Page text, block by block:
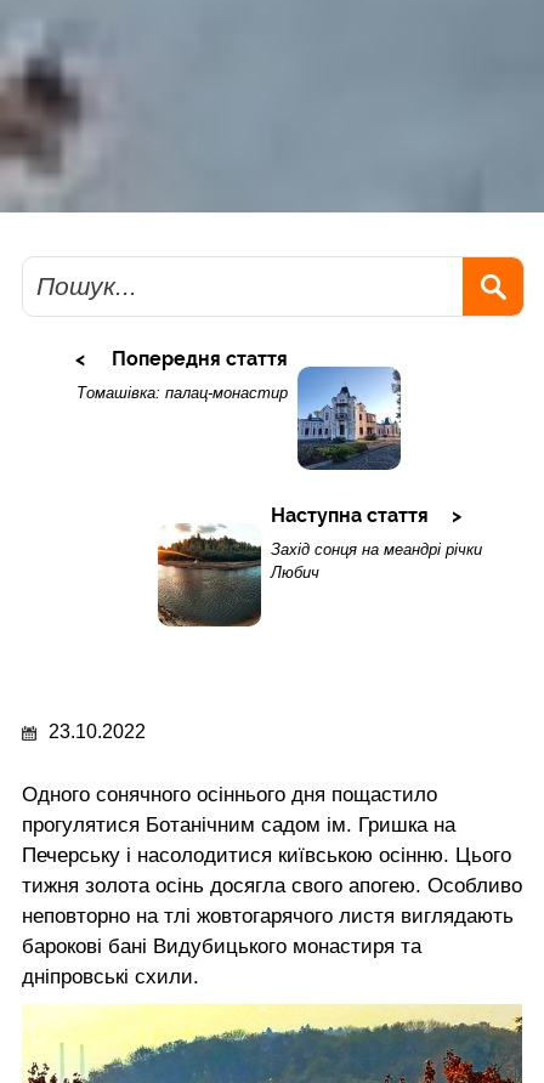
Пошук
Попередня стаття
Томашівка: палац-монастир
Наступна стаття
Захід сонця на меандрі річки
Любич
23.10.2022
Одного сонячного осіннього дня пощастило
прогулятися Ботанічним садом ім. Гришка на
Печерську і насолодитися київською осінню. Цього
тижня золота осінь досягла свого апогею. Особливо
неповторно на тлі жовтогарячого листя виглядають
барокові бані Видубицького монастиря та
дніпровські схили.